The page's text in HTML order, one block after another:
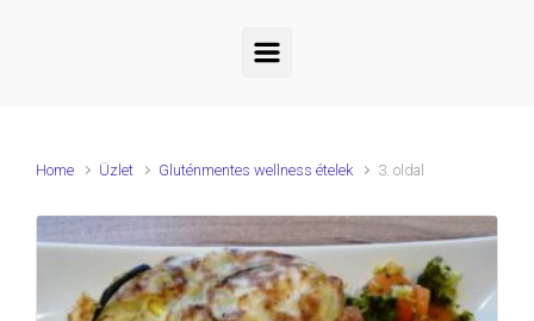
Home Üzlet Gluténmentes wellness ételek 3. oldal